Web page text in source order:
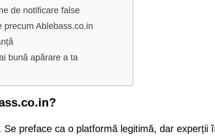
de notificare false
Ablebass.co.in
bună apărare a ta
preface ca o platformă legitimă, dar experții